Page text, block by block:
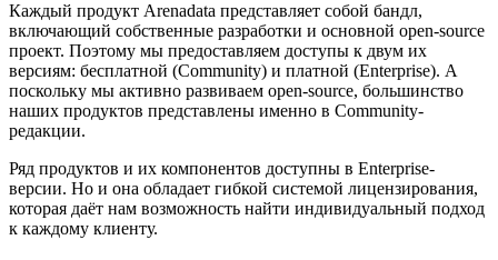
Каждый продукт Arenadata представляет собой бандл,
включающий собственные разработки и основной open-source
проект. Поэтому мы предоставляем доступы к двум их
версиям: бесплатной (Community) и платной (Enterprise). А
поскольку мы активно развиваем open-source, большинство
наших продуктов представлены именно в Community-
редакции.
Ряд продуктов и их компонентов доступны в Enterprise-
версии. Но и она обладает гибкой системой лицензирования,
которая даёт нам возможность найти индивидуальный подход
к каждому клиенту.